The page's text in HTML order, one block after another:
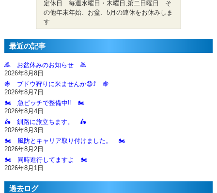
定休日 毎週水曜日・木曜日,第二日曜日 そ
の他年末年始、お盆、5月の連休をお休みしま
す
最近の記事
🙇‍ お盆休みのお知らせ 🙇‍
2026年8月8日
🍇 ブドウ狩りに来ませんか😄⤴️ 🍇
2026年8月7日
🏍️ 急ピッチで整備中‼️ 🏍️
2026年8月4日
🛵 釧路に旅立ちます。 🛵
2026年8月3日
🏍️ 風防とキャリア取り付けました。 🏍️
2026年8月2日
🏍️ 同時進行してますよ 🏍️
2026年8月1日
過去ログ